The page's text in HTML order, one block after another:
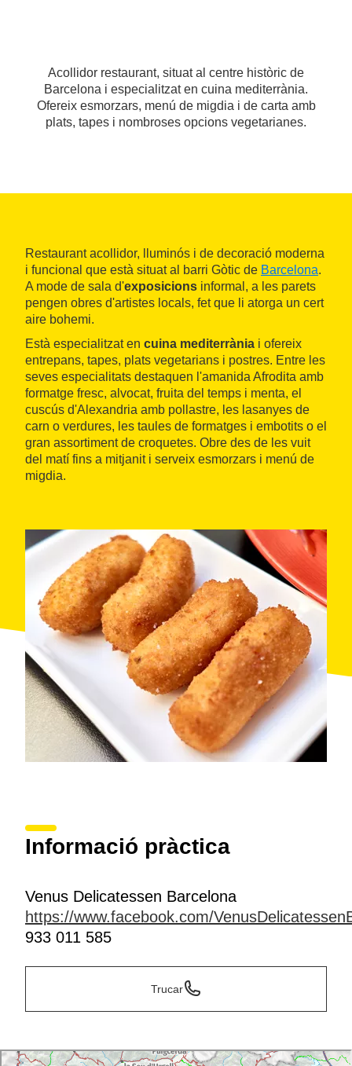
Acollidor restaurant, situat al centre històric de
Barcelona i especialitzat en cuina mediterrània.
Ofereix esmorzars, menú de migdia i de carta amb
plats, tapes i nombroses opcions vegetarianes.
Restaurant acollidor, lluminós i de decoració moderna
i funcional que està situat al barri Gòtic de Barcelona.
A mode de sala d'exposicions informal, a les parets
pengen obres d'artistes locals, fet que li atorga un cert
aire bohemi.
Està especialitzat en cuina mediterrània i ofereix
entrepans, tapes, plats vegetarians i postres. Entre les
seves especialitats destaquen l'amanida Afrodita amb
formatge fresc, alvocat, fruita del temps i menta, el
cuscús d'Alexandria amb pollastre, les lasanyes de
carn o verdures, les taules de formatges i embotits o el
gran assortiment de croquetes. Obre des de les vuit
del matí fins a mitjanit i serveix esmorzars i menú de
migdia.
Informació pràctica
Venus Delicatessen Barcelona
https://www.facebook.com/
933 011 585
Trucar